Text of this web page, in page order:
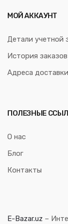
МОЙ АККАУНТ
Детали учетной
История заказов
Адреса доставки
ПОЛЕЗНЫЕ
О нас
Блог
Контакты
E-Bazar.uz –